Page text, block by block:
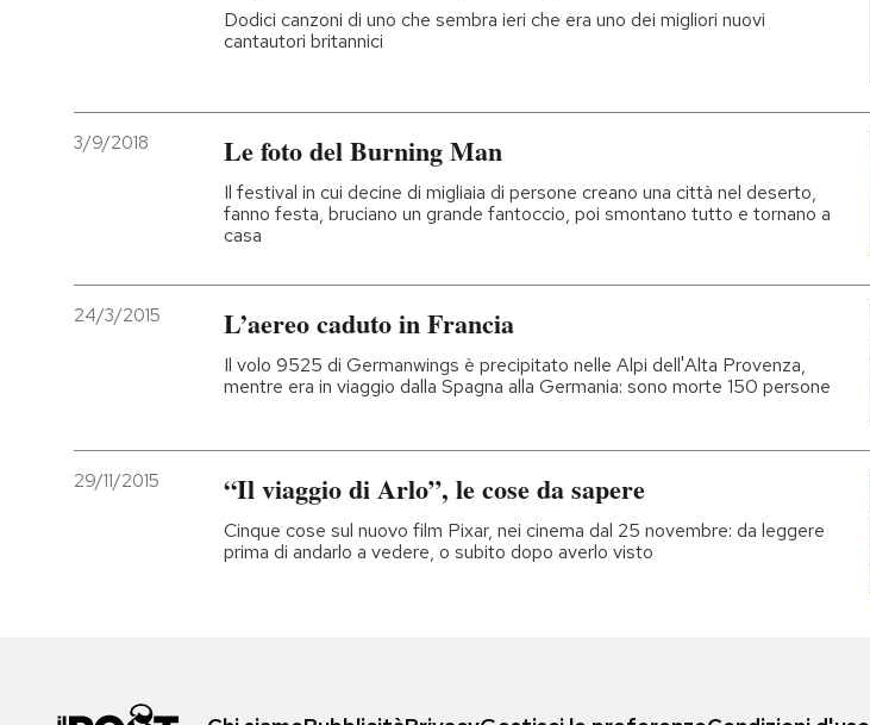
Dodici canzoni di uno che sembra ieri che era uno dei migliori nuovi
cantautori britannici
3/9/2018 Le foto del Burning Man
Il festival in cui decine di migliaia di persone creano una città nel deserto,
fanno festa, bruciano un grande fantoccio, poi smontano tutto e tornano a
casa
24/3/2015 L’aereo caduto in Francia
Il volo 9525 di Germanwings è precipitato nelle Alpi dell'Alta Provenza,
mentre era in viaggio dalla Spagna alla Germania: sono morte 150 persone
29/11/2015 “Il viaggio di Arlo”, le cose da sapere
Cinque cose sul nuovo film Pixar, nei cinema dal 25 novembre: da leggere
prima di andarlo a vedere, o subito dopo averlo visto